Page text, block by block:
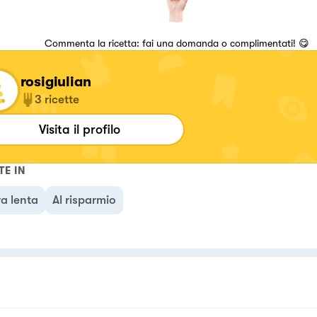
Commenta la ricetta: fai una domanda o complimentati! 😋
rosigiulian
3 ricette
Visita il profilo
IN
lenta Al risparmio